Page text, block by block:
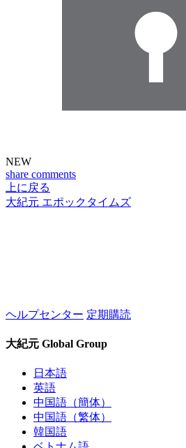
NEW
share comments
上に戻る
大紀元 エポックタイムズ
ヘルプセンター 定期購読
大紀元 Global Group
日本語
英語
中国語（簡体）
中国語（繁体）
韓国語